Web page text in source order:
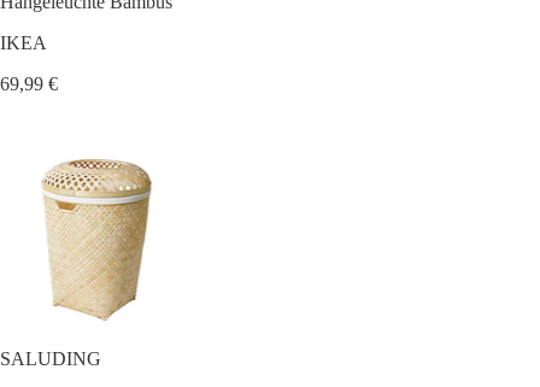
IKEA
69,99 €
SALUDING